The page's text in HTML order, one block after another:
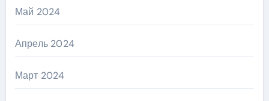
Май 2024
Апрель 2024
Март 2024